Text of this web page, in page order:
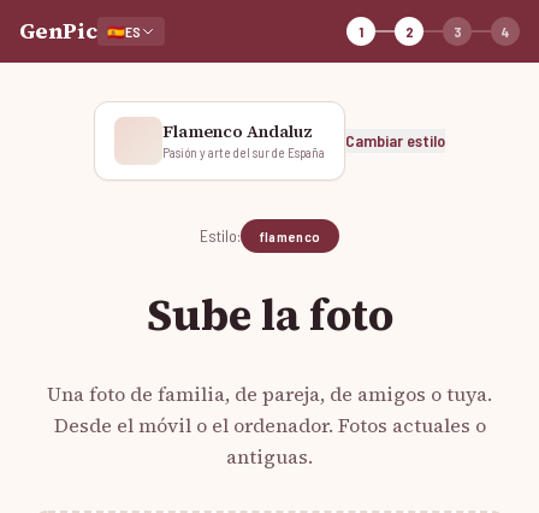
GenPic 🇪🇸ES 1 2 3 4
Flamenco Andaluz
Pasión y arte del sur de España
Cambiar estilo
Estilo: flamenco
Sube la foto
Una foto de familia, de pareja, de amigos o tuya.
Desde el móvil o el ordenador. Fotos actuales o
antiguas.